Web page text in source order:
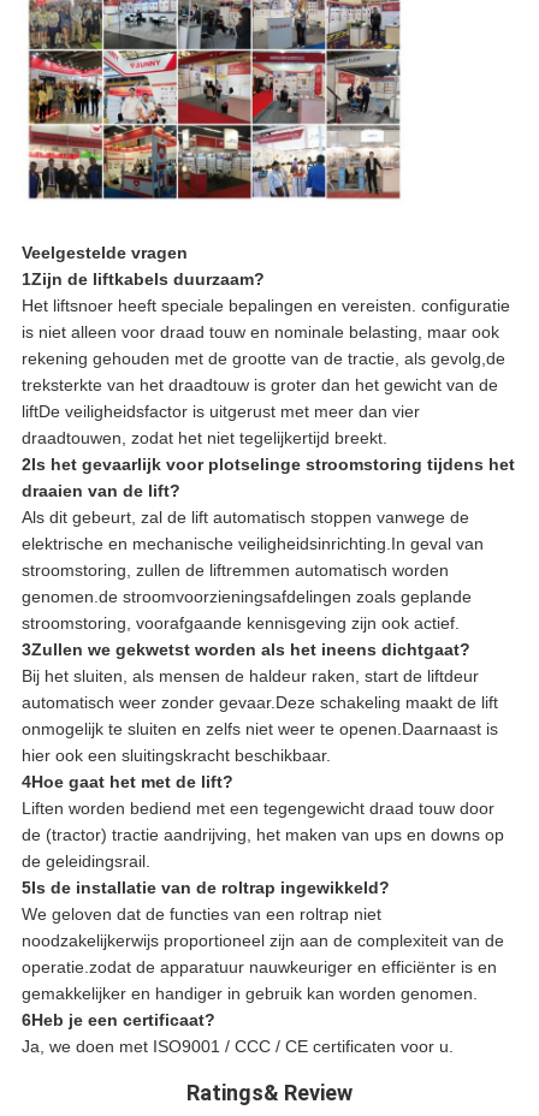
Veelgestelde vragen
1Zijn de liftkabels duurzaam?
Het liftsnoer heeft speciale bepalingen en vereisten. configuratie
is niet alleen voor draad touw en nominale belasting, maar ook
rekening gehouden met de grootte van de tractie, als gevolg,de
treksterkte van het draadtouw is groter dan het gewicht van de
liftDe veiligheidsfactor is uitgerust met meer dan vier
draadtouwen, zodat het niet tegelijkertijd breekt.
2Is het gevaarlijk voor plotselinge stroomstoring tijdens het
draaien van de lift?
Als dit gebeurt, zal de lift automatisch stoppen vanwege de
elektrische en mechanische veiligheidsinrichting.In geval van
stroomstoring, zullen de liftremmen automatisch worden
genomen.de stroomvoorzieningsafdelingen zoals geplande
stroomstoring, voorafgaande kennisgeving zijn ook actief.
3Zullen we gekwetst worden als het ineens dichtgaat?
Bij het sluiten, als mensen de haldeur raken, start de liftdeur
automatisch weer zonder gevaar.Deze schakeling maakt de lift
onmogelijk te sluiten en zelfs niet weer te openen.Daarnaast is
hier ook een sluitingskracht beschikbaar.
4Hoe gaat het met de lift?
Liften worden bediend met een tegengewicht draad touw door
de (tractor) tractie aandrijving, het maken van ups en downs op
de geleidingsrail.
5Is de installatie van de roltrap ingewikkeld?
We geloven dat de functies van een roltrap niet
noodzakelijkerwijs proportioneel zijn aan de complexiteit van de
operatie.zodat de apparatuur nauwkeuriger en efficiënter is en
gemakkelijker en handiger in gebruik kan worden genomen.
6Heb je een certificaat?
Ja, we doen met ISO9001 / CCC / CE certificaten voor u.
Ratings& Review